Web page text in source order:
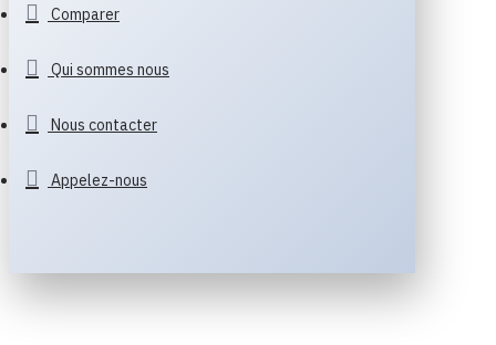
Comparer
Qui sommes nous
Nous contacter
Appelez-nous